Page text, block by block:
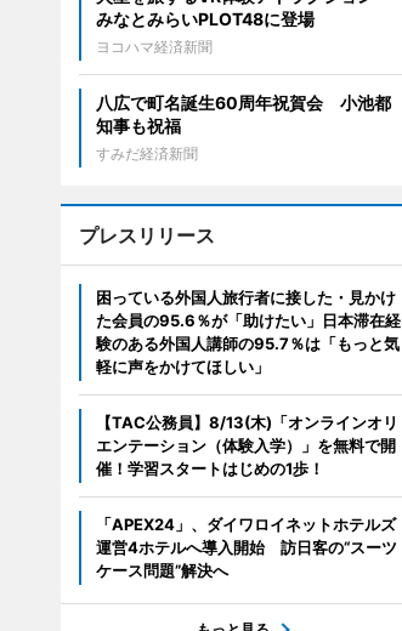
みなとみらいPLOT48に登場
ヨコハマ経済新聞
八広で町名誕生60周年祝賀会 小池都
知事も祝福
すみだ経済新聞
プレスリリース
困っている外国人旅行者に接した・見かけ
た会員の95.6％が「助けたい」日本滞在経
験のある外国人講師の95.7％は「もっと気
軽に声をかけてほしい」
【TAC公務員】8/13(木)「オンラインオリ
エンテーション（体験入学）」を無料で開
催！学習スタートはじめの1歩！
「APEX24」、ダイワロイネットホテルズ
運営4ホテルへ導入開始 訪日客の“スーツ
ケース問題”解決へ